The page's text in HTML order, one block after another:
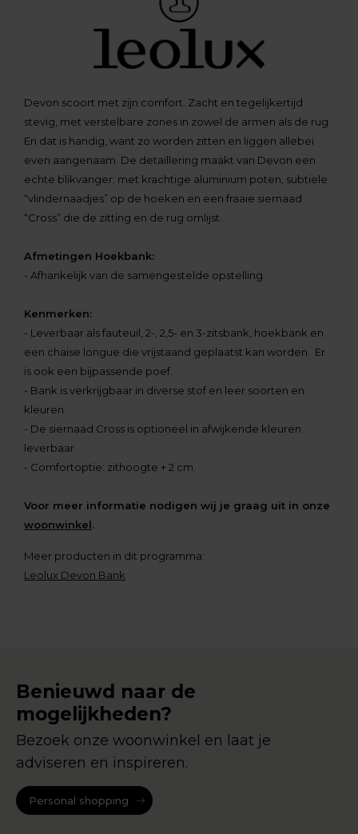
Devon scoort met zijn comfort. Zacht en tegelijkertijd
stevig, met verstelbare zones in zowel de armen als de rug.
En dat is handig, want zo worden zitten en liggen allebei
even aangenaam. De detaillering maakt van Devon een
echte blikvanger: met krachtige aluminium poten, subtiele
“vlindernaadjes” op de hoeken en een fraaie siernaad
“Cross” die de zitting en de rug omlijst.
Afmetingen Hoekbank:
- Afhankelijk van de samengestelde opstelling.
Kenmerken:
- Leverbaar als fauteuil, 2-, 2,5- en 3-zitsbank, hoekbank en
een chaise longue die vrijstaand geplaatst kan worden. Er
is ook een bijpassende poef.
- Bank is verkrijgbaar in diverse stof en leer soorten en
kleuren.
- De siernaad Cross is optioneel in afwijkende kleuren
leverbaar.
- Comfortoptie: zithoogte + 2 cm.
Voor meer informatie nodigen wij je graag uit in onze
woonwinkel.
Meer producten in dit programma:
Leolux Devon Bank
Benieuwd naar de
mogelijkheden?
Bezoek onze woonwinkel en laat je
adviseren en inspireren.
Personal shopping